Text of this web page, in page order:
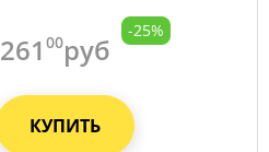
261 00руб
-25%
КУПИТЬ